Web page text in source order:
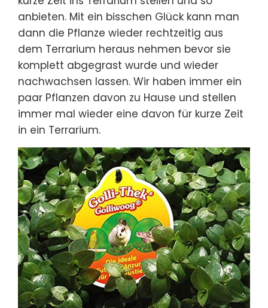
anbieten. Mit ein bisschen Glück kann man
dann die Pflanze wieder rechtzeitig aus
dem Terrarium heraus nehmen bevor sie
komplett abgegrast wurde und wieder
nachwachsen lassen. Wir haben immer ein
paar Pflanzen davon zu Hause und stellen
immer mal wieder eine davon für kurze Zeit
in ein Terrarium.